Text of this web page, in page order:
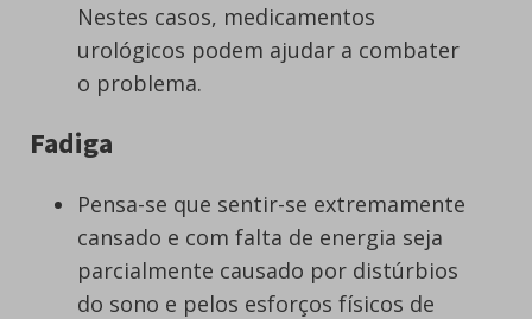
Nestes casos, medicamentos
urológicos podem ajudar a combater
o problema.
Fadiga
Pensa-se que sentir-se extremamente
cansado e com falta de energia seja
parcialmente causado por distúrbios
do sono e pelos esforços físicos de